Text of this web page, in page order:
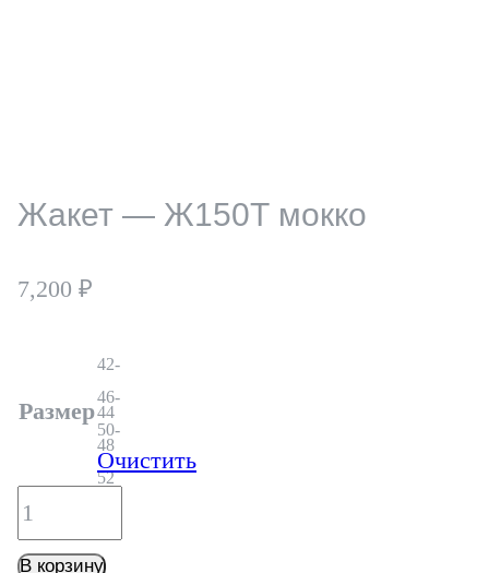
Жакет — Ж150Т мокко
7,200 ₽
Размер
42-
44
46-
48
50-
52
Очистить
Количество
товара
В корзину